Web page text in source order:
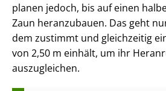
planen jedoch, bis auf einen
Zaun heranzubauen. Das geht
dem zustimmt und gleichzeitig
von 2,50 m einhält, um ihr
auszugleichen.